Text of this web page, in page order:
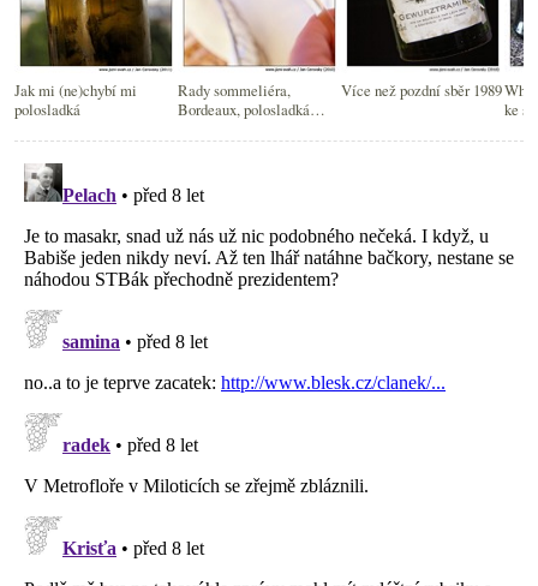
Jak mi (ne)chybí mi
polosladká
Rady sommeliéra,
Bordeaux, polosladká
Více než pozdní sběr 1989
ke